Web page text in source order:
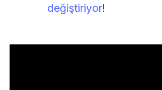
değiştiriyor!